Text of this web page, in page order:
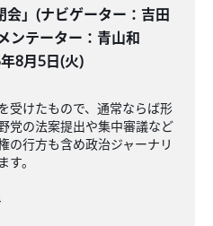
会」(ナビゲーター：吉田
ンテーター：青山和
8月5日(火)
受けたもので、通常ならば形
党の法案提出や集中審議など
の行方も含め政治ジャーナリ
。